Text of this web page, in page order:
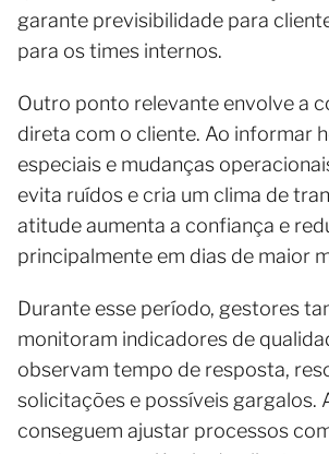
garante previsibilidade para
para os times internos.
Outro ponto relevante envolve a
direta com o cliente. Ao informar
especiais e mudanças
evita ruídos e cria um clima de
atitude aumenta a confiança e
principalmente em dias de maior
Durante esse período, gestores
monitoram indicadores de
observam tempo de resposta,
solicitações e possíveis gargalos.
conseguem ajustar processos